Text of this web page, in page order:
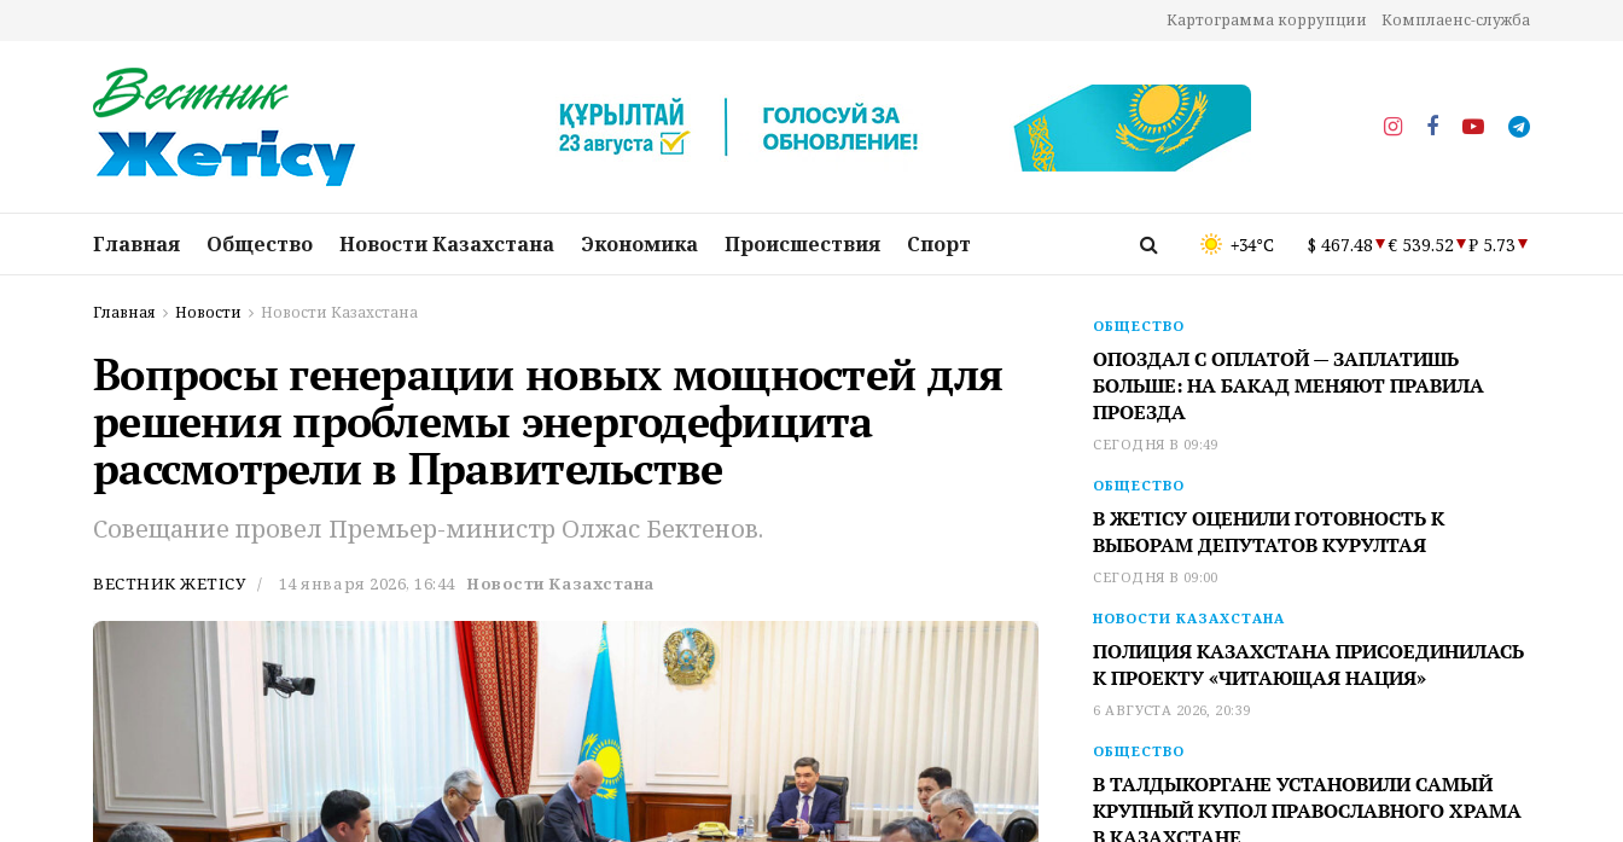
Картограмма коррупции Комплаенс-служба
Главная Общество Новости Казахстана Экономика Происшествия Спорт +34°C $ 467.48 € 539.52 ₽ 5.73
Главная Новости Новости Казахстана
Вопросы генерации новых мощностей для
решения проблемы энергодефицита
рассмотрели в Правительстве
Совещание провел Премьер-министр Олжас Бектенов.
ВЕСТНИК ЖЕТІСУ 14 января 2026, 16:44 Новости Казахстана
ОБЩЕСТВО
ОПОЗДАЛ С ОПЛАТОЙ — ЗАПЛАТИШЬ
БОЛЬШЕ: НА БАКАД МЕНЯЮТ ПРАВИЛА
ПРОЕЗДА
СЕГОДНЯ В 09:49
ОБЩЕСТВО
В ЖЕТІСУ ОЦЕНИЛИ ГОТОВНОСТЬ К
ВЫБОРАМ ДЕПУТАТОВ КУРУЛТАЯ
СЕГОДНЯ В 09:00
НОВОСТИ КАЗАХСТАНА
ПОЛИЦИЯ КАЗАХСТАНА ПРИСОЕДИНИЛАСЬ
К ПРОЕКТУ «ЧИТАЮЩАЯ НАЦИЯ»
6 АВГУСТА 2026, 20:39
ОБЩЕСТВО
В ТАЛДЫКОРГАНЕ УСТАНОВИЛИ САМЫЙ
КРУПНЫЙ КУПОЛ ПРАВОСЛАВНОГО ХРАМА